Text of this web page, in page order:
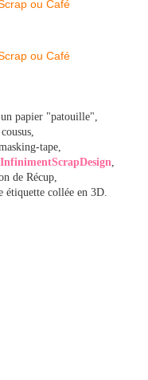
un papier "patouille",
tape,
,
de Récup,
étiquette collée en 3D.